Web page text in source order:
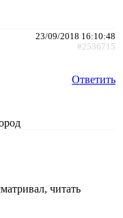
23/09/2018 16:10:48
#2536715
Ответить
читать